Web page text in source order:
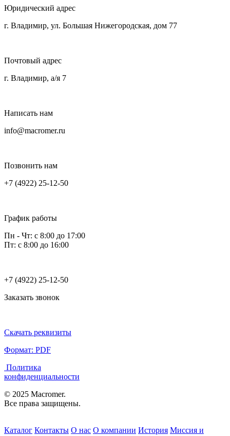
Юридический адрес
г. Владимир, ул. Большая Нижегородская, дом 77
Почтовый адрес
г. Владимир, а/я 7
Написать нам
info@macromer.ru
Позвонить нам
+7 (4922) 25-12-50
График работы
Пн - Чт: с 8:00 до 17:00
Пт: с 8:00 до 16:00
+7 (4922) 25-12-50
Заказать звонок
Скачать реквизиты
Формат: PDF
Политика
конфиденциальности
© 2025 Macromer.
Все права защищены.
Каталог Контакты О нас О компании История Миссия и